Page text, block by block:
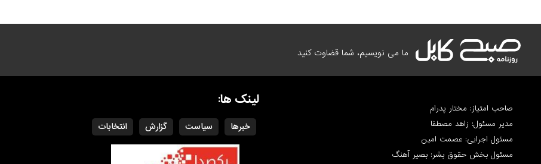
ما می نویسیم، شما قضاوت کنید
صاحب امتیاز: مختار پدرام
مدیر مسئول: زاهد مصطفا
مسئول اجرایی: عصمت امین
مسئول بخش حقوق بشر: بصیر آهنگ
لینک ها:
خبرها سیاست گزارش انتخابات